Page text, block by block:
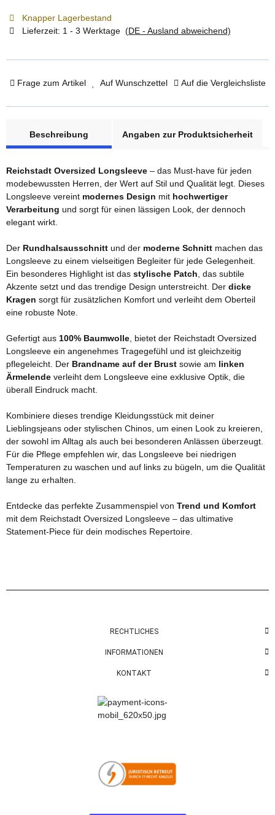
Knapper Lagerbestand
Lieferzeit: 1 - 3 Werktage (DE - Ausland abweichend)
Frage zum Artikel Auf Wunschzettel Auf die Vergleichsliste
Beschreibung
Angaben zur Produktsicherheit
Reichstadt Oversized Longsleeve – das Must-have für jeden
modebewussten Herren, der Wert auf Stil und Qualität legt. Dieses
Longsleeve vereint modernes Design mit hochwertiger
Verarbeitung und sorgt für einen lässigen Look, der dennoch
elegant wirkt.
Der Rundhalsausschnitt und der moderne Schnitt machen das
Longsleeve zu einem vielseitigen Begleiter für jede Gelegenheit.
Ein besonderes Highlight ist das stylische Patch , das subtile
Akzente setzt und das trendige Design unterstreicht. Der dicke
Kragen sorgt für zusätzlichen Komfort und verleiht dem Oberteil
eine robuste Note.
Gefertigt aus 100% Baumwolle , bietet der Reichstadt Oversized
Longsleeve ein angenehmes Tragegefühl und ist gleichzeitig
pflegeleicht. Der Brandname auf der Brust sowie am linken
Ärmelende verleiht dem Longsleeve eine exklusive Optik, die
überall Eindruck macht.
Kombiniere dieses trendige Kleidungsstück mit deiner
Lieblingsjeans oder stylischen Chinos, um einen Look zu kreieren,
der sowohl im Alltag als auch bei besonderen Anlässen überzeugt.
Für die Pflege empfehlen wir, das Longsleeve bei niedrigen
Temperaturen zu waschen und auf links zu bügeln, um die Qualität
lange zu erhalten.
Entdecke das perfekte Zusammenspiel von Trend und Komfort
mit dem Reichstadt Oversized Longsleeve – das ultimative
Statement-Piece für dein modisches Repertoire.
RECHTLICHES
INFORMATIONEN
KONTAKT